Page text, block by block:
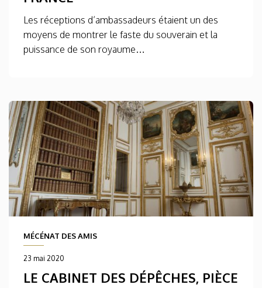
Les réceptions d’ambassadeurs étaient un des
moyens de montrer le faste du souverain et la
puissance de son royaume…
MÉCÉNAT DES AMIS
23 mai 2020
LE CABINET DES DÉPÊCHES, PIÈCE